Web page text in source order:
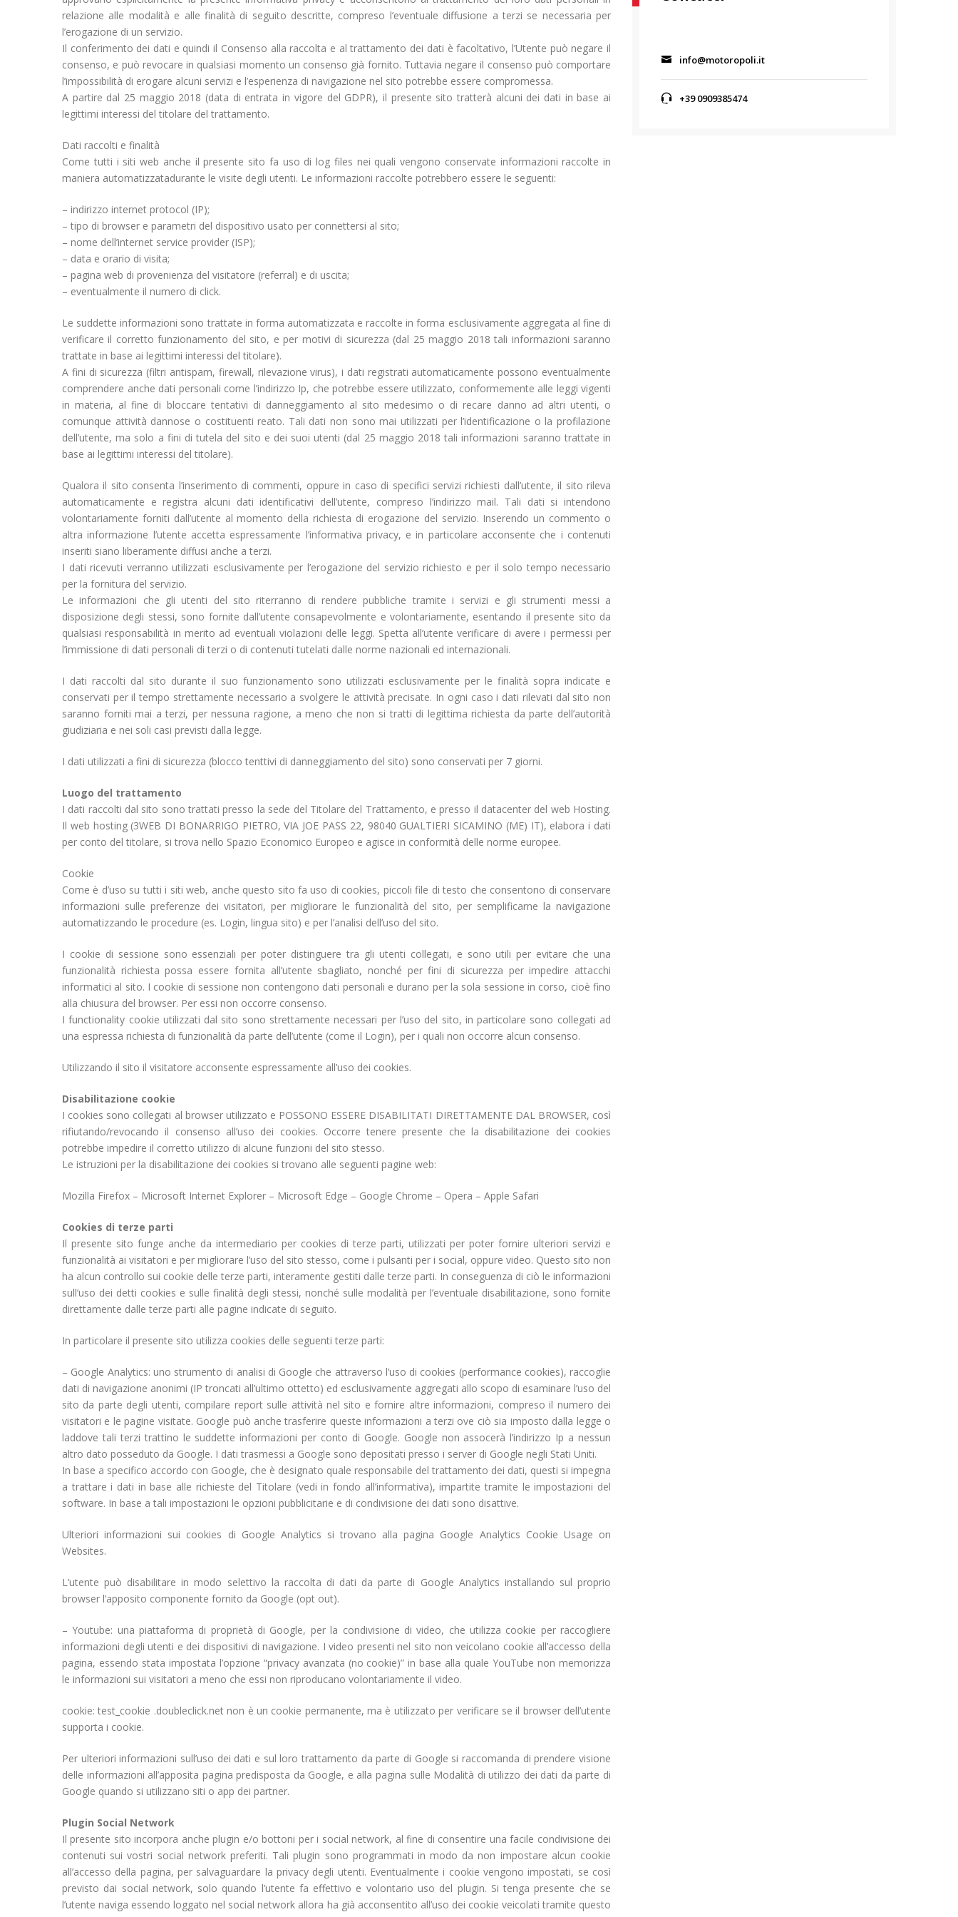
relazione alle modalità e alle finalità di seguito descritte, compreso l’eventuale diffusione a terzi se necessaria per
l’erogazione di un servizio.
Il conferimento dei dati e quindi il Consenso alla raccolta e al trattamento dei dati è facoltativo, l’Utente può negare il
consenso, e può revocare in qualsiasi momento un consenso già fornito. Tuttavia negare il consenso può comportare
l’impossibilità di erogare alcuni servizi e l’esperienza di navigazione nel sito potrebbe essere compromessa.
A partire dal 25 maggio 2018 (data di entrata in vigore del GDPR), il presente sito tratterà alcuni dei dati in base ai
legittimi interessi del titolare del trattamento.
Dati raccolti e finalità
Come tutti i siti web anche il presente sito fa uso di log files nei quali vengono conservate informazioni raccolte in
maniera automatizzatadurante le visite degli utenti. Le informazioni raccolte potrebbero essere le seguenti:
– indirizzo internet protocol (IP);
– tipo di browser e parametri del dispositivo usato per connettersi al sito;
– nome dell’internet service provider (ISP);
– data e orario di visita;
– pagina web di provenienza del visitatore (referral) e di uscita;
– eventualmente il numero di click.
Le suddette informazioni sono trattate in forma automatizzata e raccolte in forma esclusivamente aggregata al fine di
verificare il corretto funzionamento del sito, e per motivi di sicurezza (dal 25 maggio 2018 tali informazioni saranno
trattate in base ai legittimi interessi del titolare).
A fini di sicurezza (filtri antispam, firewall, rilevazione virus), i dati registrati automaticamente possono eventualmente
comprendere anche dati personali come l’indirizzo Ip, che potrebbe essere utilizzato, conformemente alle leggi vigenti
in materia, al fine di bloccare tentativi di danneggiamento al sito medesimo o di recare danno ad altri utenti, o
comunque attività dannose o costituenti reato. Tali dati non sono mai utilizzati per l’identificazione o la profilazione
dell’utente, ma solo a fini di tutela del sito e dei suoi utenti (dal 25 maggio 2018 tali informazioni saranno trattate in
base ai legittimi interessi del titolare).
Qualora il sito consenta l’inserimento di commenti, oppure in caso di specifici servizi richiesti dall’utente, il sito rileva
automaticamente e registra alcuni dati identificativi dell’utente, compreso l’indirizzo mail. Tali dati si intendono
volontariamente forniti dall’utente al momento della richiesta di erogazione del servizio. Inserendo un commento o
altra informazione l’utente accetta espressamente l’informativa privacy, e in particolare acconsente che i contenuti
inseriti siano liberamente diffusi anche a terzi.
I dati ricevuti verranno utilizzati esclusivamente per l’erogazione del servizio richiesto e per il solo tempo necessario
per la fornitura del servizio.
Le informazioni che gli utenti del sito riterranno di rendere pubbliche tramite i servizi e gli strumenti messi a
disposizione degli stessi, sono fornite dall’utente consapevolmente e volontariamente, esentando il presente sito da
qualsiasi responsabilità in merito ad eventuali violazioni delle leggi. Spetta all’utente verificare di avere i permessi per
l’immissione di dati personali di terzi o di contenuti tutelati dalle norme nazionali ed internazionali.
I dati raccolti dal sito durante il suo funzionamento sono utilizzati esclusivamente per le finalità sopra indicate e
conservati per il tempo strettamente necessario a svolgere le attività precisate. In ogni caso i dati rilevati dal sito non
saranno forniti mai a terzi, per nessuna ragione, a meno che non si tratti di legittima richiesta da parte dell’autorità
giudiziaria e nei soli casi previsti dalla legge.
I dati utilizzati a fini di sicurezza (blocco tenttivi di danneggiamento del sito) sono conservati per 7 giorni.
Luogo del trattamento
I dati raccolti dal sito sono trattati presso la sede del Titolare del Trattamento, e presso il datacenter del web Hosting.
Il web hosting (3WEB DI BONARRIGO PIETRO, VIA JOE PASS 22, 98040 GUALTIERI SICAMINO (ME) IT), elabora i dati
per conto del titolare, si trova nello Spazio Economico Europeo e agisce in conformità delle norme europee.
Cookie
Come è d’uso su tutti i siti web, anche questo sito fa uso di cookies, piccoli file di testo che consentono di conservare
informazioni sulle preferenze dei visitatori, per migliorare le funzionalità del sito, per semplificarne la navigazione
automatizzando le procedure (es. Login, lingua sito) e per l’analisi dell’uso del sito.
I cookie di sessione sono essenziali per poter distinguere tra gli utenti collegati, e sono utili per evitare che una
funzionalità richiesta possa essere fornita all’utente sbagliato, nonché per fini di sicurezza per impedire attacchi
informatici al sito. I cookie di sessione non contengono dati personali e durano per la sola sessione in corso, cioè fino
alla chiusura del browser. Per essi non occorre consenso.
I functionality cookie utilizzati dal sito sono strettamente necessari per l’uso del sito, in particolare sono collegati ad
una espressa richiesta di funzionalità da parte dell’utente (come il Login), per i quali non occorre alcun consenso.
Utilizzando il sito il visitatore acconsente espressamente all’uso dei cookies.
Disabilitazione cookie
I cookies sono collegati al browser utilizzato e POSSONO ESSERE DISABILITATI DIRETTAMENTE DAL BROWSER, così
rifiutando/revocando il consenso all’uso dei cookies. Occorre tenere presente che la disabilitazione dei cookies
potrebbe impedire il corretto utilizzo di alcune funzioni del sito stesso.
Le istruzioni per la disabilitazione dei cookies si trovano alle seguenti pagine web:
Mozilla Firefox – Microsoft Internet Explorer – Microsoft Edge – Google Chrome – Opera – Apple Safari
Cookies di terze parti
Il presente sito funge anche da intermediario per cookies di terze parti, utilizzati per poter fornire ulteriori servizi e
funzionalità ai visitatori e per migliorare l’uso del sito stesso, come i pulsanti per i social, oppure video. Questo sito non
ha alcun controllo sui cookie delle terze parti, interamente gestiti dalle terze parti. In conseguenza di ciò le informazioni
sull’uso dei detti cookies e sulle finalità degli stessi, nonché sulle modalità per l’eventuale disabilitazione, sono fornite
direttamente dalle terze parti alle pagine indicate di seguito.
In particolare il presente sito utilizza cookies delle seguenti terze parti:
– Google Analytics: uno strumento di analisi di Google che attraverso l’uso di cookies (performance cookies), raccoglie
dati di navigazione anonimi (IP troncati all’ultimo ottetto) ed esclusivamente aggregati allo scopo di esaminare l’uso del
sito da parte degli utenti, compilare report sulle attività nel sito e fornire altre informazioni, compreso il numero dei
visitatori e le pagine visitate. Google può anche trasferire queste informazioni a terzi ove ciò sia imposto dalla legge o
laddove tali terzi trattino le suddette informazioni per conto di Google. Google non assocerà l’indirizzo Ip a nessun
altro dato posseduto da Google. I dati trasmessi a Google sono depositati presso i server di Google negli Stati Uniti.
In base a specifico accordo con Google, che è designato quale responsabile del trattamento dei dati, questi si impegna
a trattare i dati in base alle richieste del Titolare (vedi in fondo all’informativa), impartite tramite le impostazioni del
software. In base a tali impostazioni le opzioni pubblicitarie e di condivisione dei dati sono disattive.
Ulteriori informazioni sui cookies di Google Analytics si trovano alla pagina Google Analytics Cookie Usage on
Websites.
L’utente può disabilitare in modo selettivo la raccolta di dati da parte di Google Analytics installando sul proprio
browser l’apposito componente fornito da Google (opt out).
– Youtube: una piattaforma di proprietà di Google, per la condivisione di video, che utilizza cookie per raccogliere
informazioni degli utenti e dei dispositivi di navigazione. I video presenti nel sito non veicolano cookie all’accesso della
pagina, essendo stata impostata l’opzione “privacy avanzata (no cookie)” in base alla quale YouTube non memorizza
le informazioni sui visitatori a meno che essi non riproducano volontariamente il video.
cookie: test_cookie .doubleclick.net non è un cookie permanente, ma è utilizzato per verificare se il browser dell’utente
supporta i cookie.
Per ulteriori informazioni sull’uso dei dati e sul loro trattamento da parte di Google si raccomanda di prendere visione
delle informazioni all’apposita pagina predisposta da Google, e alla pagina sulle Modalità di utilizzo dei dati da parte di
Google quando si utilizzano siti o app dei partner.
Plugin Social Network
Il presente sito incorpora anche plugin e/o bottoni per i social network, al fine di consentire una facile condivisione dei
contenuti sui vostri social network preferiti. Tali plugin sono programmati in modo da non impostare alcun cookie
all’accesso della pagina, per salvaguardare la privacy degli utenti. Eventualmente i cookie vengono impostati, se così
previsto dai social network, solo quando l’utente fa effettivo e volontario uso del plugin. Si tenga presente che se
l’utente naviga essendo loggato nel social network allora ha già acconsentito all’uso dei cookie veicolati tramite questo
info@motoropoli.it
+39 0909385474